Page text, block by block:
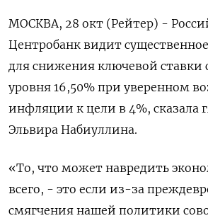
МОСКВА, 28 окт (Рейтер) -
Центробанк видит
для снижения ключевой ставки
уровня 16,50% при уверенном
инфляции к цели в 4%, сказала
Эльвира Набиуллина.
«То, что может навредить
всего, - это если из-за
смягчения нашей политики